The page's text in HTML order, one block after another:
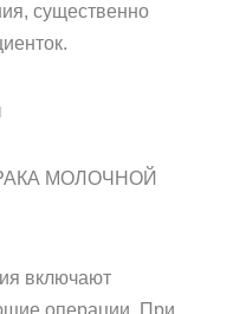
существенно
МОЛОЧНОЙ
включают
операции. При